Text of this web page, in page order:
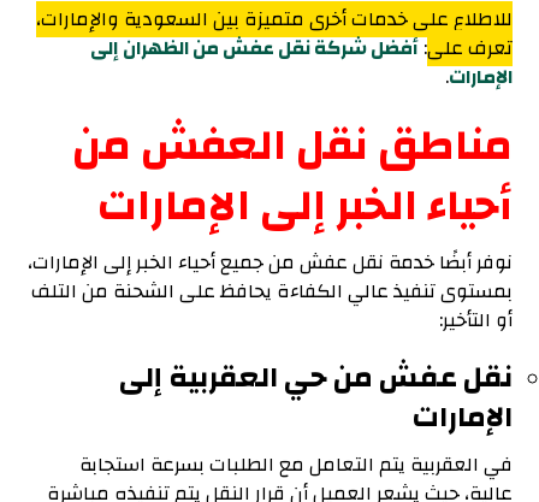
للاطلاع على خدمات أخرى متميزة بين السعودية والإمارات،
تعرف على:أفضل شركة نقل عفش من الظهران إلى
الإمارات.
مناطق نقل العفش من
أحياء الخبر إلى الإمارات
نوفر أبضًا خدمة نقل عفش من جميع أحياء الخبر إلى الإمارات،
بمستوى تنفيذ عالي الكفاءة يحافظ على الشحنة من التلف
أو التأخير:
نقل عفش من حي العقربية إلى
الإمارات
في العقربية يتم التعامل مع الطلبات بسرعة استجابة
عالية، حيث يشعر العميل أن قرار النقل يتم تنفيذه مباشرة